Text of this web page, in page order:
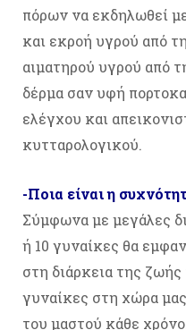
πόρων να εκδηλωθεί
και εκροή υγρού από
αιματηρού υγρού από
δέρμα σαν υφή
ελέγχου και
κυτταρολογικού.
-Ποια είναι η
Σύμφωνα με μεγάλες
ή 10 γυναίκες θα
στη διάρκεια της
γυναίκες στη χώρα
του μαστού κάθε